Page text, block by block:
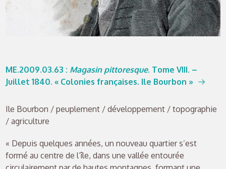
ME.2009.03.63 : Magasin pittoresque. Tome VIII. –
Juillet 1840. « Colonies françaises. Ile Bourbon »
Ile Bourbon / peuplement / développement / topographie
/ agriculture
« Depuis quelques années, un nouveau quartier s’est
formé au centre de l’île, dans une vallée entourée